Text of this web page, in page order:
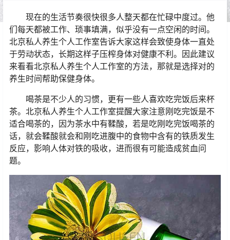
现在的生活节奏很快很多人整天都在忙碌中度过。他
们每天都被工作、琐事填满，似乎没有一点空闲的时间。
北京私人养生个人工作室告诉大家这样会致使身体一直处
于劳动状态，长期这样子压榨身体对健康不利。因此建议
来看看北京私人养生个人工作室的方法，那就是选择对的
养生时间帮助保健身体。
喝茶是不少人的习惯，更有一些人喜欢吃完饭后来杯
茶。北京私人养生个人工作室提醒大家注意刚吃完饭是不
适合喝茶的，因为茶水中有鞣酸，若是吃刚吃完饭喝茶的
话，就会鞣酸就会和刚吃进腹中的食物中含有的铁质发生
反应，影响人体对铁的吸收，进而很有可能造成贫血问
题。